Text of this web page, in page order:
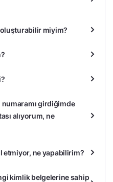
oluşturabilir miyim?
numaramı girdiğimde
alıyorum, ne
etmiyor, ne yapabilirim?
kimlik belgelerine sahip